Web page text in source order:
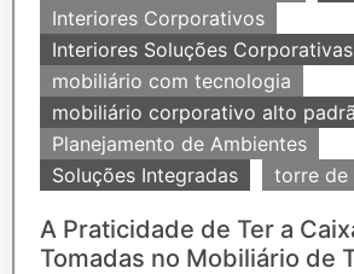
Interiores Corporativos
Interiores Soluções Corporativas
mobiliário com tecnologia
mobiliário corporativo alto
Planejamento de Ambientes
Soluções Integradas
torre de
A Praticidade de Ter a
Tomadas no Mobiliário de